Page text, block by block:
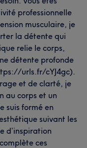
professionnelle
musculaire, je
la détente qui
relie le corps,
détente profonde
urls.fr/cYJ4gc).
et de clarté, je
au corps et un
suis formé en
suivant les
d’inspiration
ces